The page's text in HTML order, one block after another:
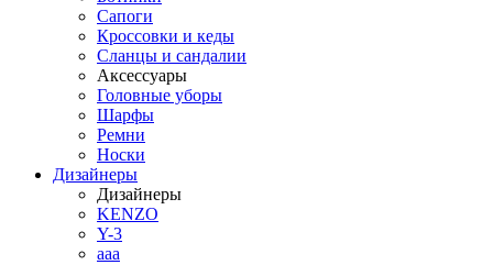
Сапоги
Кроссовки и кеды
Сланцы и сандалии
Аксессуары
Головные уборы
Шарфы
Ремни
Носки
Дизайнеры
Дизайнеры
KENZO
Y-3
aaa